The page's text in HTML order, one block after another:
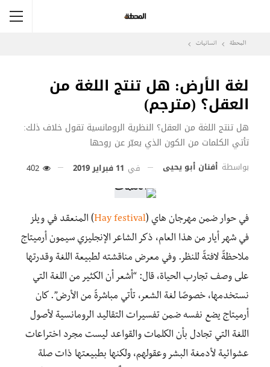
المحطة انسانيات
لغة الأرض: هل تنتج اللغة من
العقل؟ (مترجم)
هل تنتج اللغة من العقل؟ النظرية الرومانسية تقول خلاف ذلك:
تأتي الكلمات من الكون الذي يعبّر عن روحها
بواسطة أفنان أبو يحيى في 11 فبراير 2019
في حوار ضمن مهرجان هاي (Hay festival) المنعقد في ويلز
في شهر أيار من هذا العام، ذكر الشاعر الإنجليزي سيمون أرميتاج
ملاحظةً لافتةً للنظر. وفي معرض مناقشته لطبيعة اللغة وقدرتها
على وصف تجارب الحياة، قال: “أشعر أن الكثير من اللغة التي
نستخدمها، خصوصًا لغة الشعر، تأتي مباشرةً من الأرض”. كان
أرميتاج يضع نفسه ضمن تفسيرات التقاليد الرومانسية لأصول
اللغة التي تجادل بأن الكلمات والقواعد ليست مجرد اختراعات
عشوائية لأدمغة البشر وعقولهم، ولكنها بطبيعتها ذات صلة